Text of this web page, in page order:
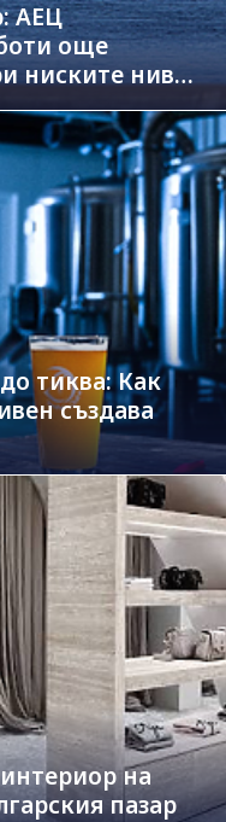
АЕЦ
още
ниските нива
тиква: Как
създава
на
пазар